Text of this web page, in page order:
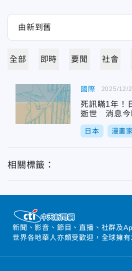
全部 即時 要聞 社會
國際
死訊瞞1年！
逝世 消息今
日本 漫畫家
2025/12/
相關標籤：
新聞、影音、節目、直播、社群及
世界各地華人亦頗受歡迎，全球擁